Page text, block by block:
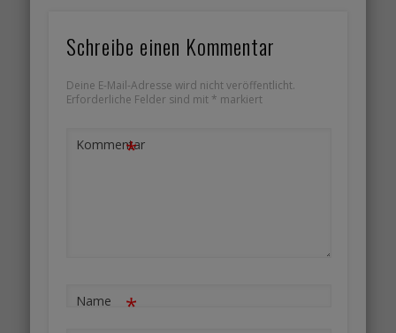
Schreibe einen Kommentar
Deine E-Mail-Adresse wird nicht veröffentlicht.
Erforderliche Felder sind mit * markiert
Kommentar
*
Name *